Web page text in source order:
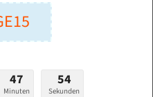
47
Minuten
54
Sekunden